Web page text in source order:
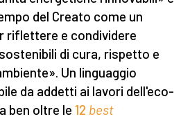
del Creato come un
riflettere e condividere
di cura, rispetto e
Un linguaggio
da addetti ai lavori dell'eco-
ben oltre le 12 best